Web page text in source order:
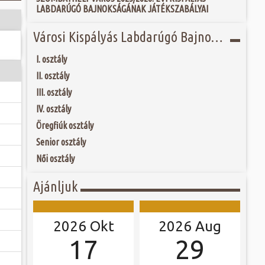
Az 1860-
birtokosa kezdte
és az 1930-
szárú növényt
egyben
a
játékkal és
a lépést a
LABDARÚGÓ BAJNOKSÁGÁNAK JÁTÉKSZABÁLYAI
Városi Kispályás Labdarúgó Bajnokság 2022-23
I. osztály
II. osztály
III. osztály
IV. osztály
Öregfiúk osztály
Senior osztály
Női osztály
Ajánljuk
2026 Okt
17
2026 Aug
29